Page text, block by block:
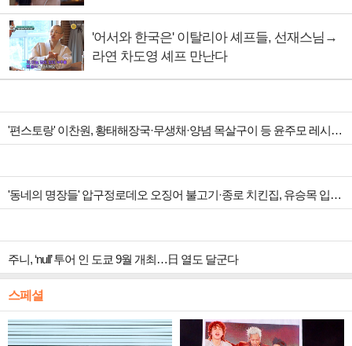
'어서와 한국은' 이탈리아 셰프들, 선재스님→
라연 차도영 셰프 만난다
'편스토랑' 이찬원, 황태해장국·무생채·양념 목살구이 등 윤주모 레시피 섭렵
'동네의 명장들' 압구정로데오 오징어 불고기·종로 치킨집, 유승목 입맛 저격
주니, ‘null’ 투어 인 도쿄 9월 개최…日 열도 달군다
스페셜